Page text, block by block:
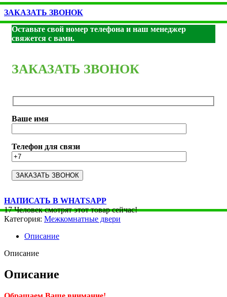
ЗАКАЗАТЬ ЗВОНОК
Оставьте свой номер телефона и наш менеджер
свяжется с вами.
ЗАКАЗАТЬ ЗВОНОК
Ваше имя
Телефон для связи
НАПИСАТЬ В WHATSAPP
17 Человек смотрят этот товар сейчас!
Категория: Межкомнатные двери
Описание
Описание
Описание